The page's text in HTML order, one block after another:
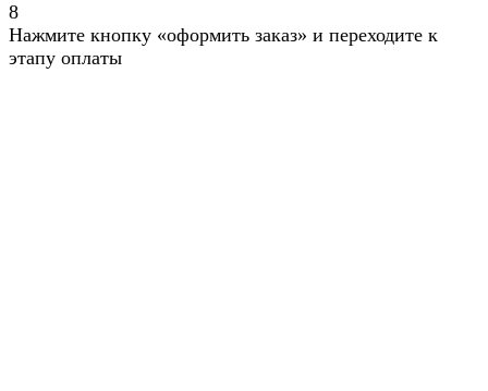
8
Нажмите кнопку «оформить заказ» и переходите к
этапу оплаты